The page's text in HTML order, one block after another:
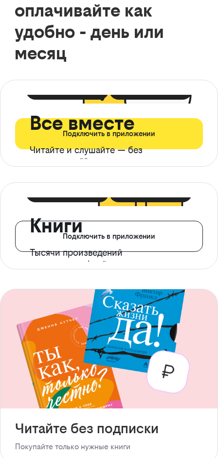
оплачивайте как
удобно - день или
месяц
Все вместе
Читайте и слушайте — без
ограничений*
Подключить в приложении
Книги
Тысячи произведений
с доступом офлайн
Подключить в приложении
Читайте без подписки
Покупайте только нужные книги